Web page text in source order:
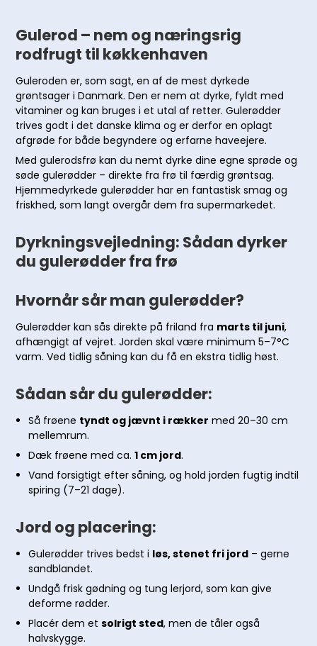
Gulerod – nem og næringsrig
rodfrugt til køkkenhaven
Guleroden er, som sagt, en af de mest dyrkede
grøntsager i Danmark. Den er nem at dyrke, fyldt med
vitaminer og kan bruges i et utal af retter. Gulerødder
trives godt i det danske klima og er derfor en oplagt
afgrøde for både begyndere og erfarne haveejere.
Med gulerodsfrø kan du nemt dyrke dine egne sprøde og
søde gulerødder – direkte fra frø til færdig grøntsag.
Hjemmedyrkede gulerødder har en fantastisk smag og
friskhed, som langt overgår dem fra supermarkedet.
Dyrkningsvejledning: Sådan dyrker
du gulerødder fra frø
Hvornår sår man gulerødder?
Gulerødder kan sås direkte på friland fra marts til juni,
afhængigt af vejret. Jorden skal være minimum 5–7°C
varm. Ved tidlig såning kan du få en ekstra tidlig høst.
Sådan sår du gulerødder:
Så frøene tyndt og jævnt i rækker med 20–30 cm
mellemrum.
Dæk frøene med ca. 1 cm jord.
Vand forsigtigt efter såning, og hold jorden fugtig indtil
spiring (7–21 dage).
Jord og placering:
Gulerødder trives bedst i løs, stenet fri jord– gerne
sandblandet.
Undgå frisk gødning og tung lerjord, som kan give
deforme rødder.
Placér dem et solrigt sted, men de tåler også
halvskygge.